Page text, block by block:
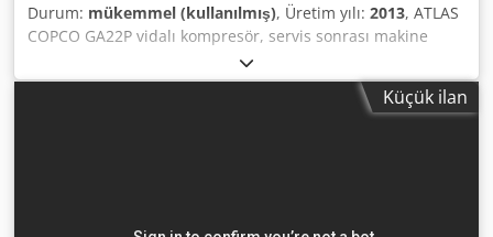
Durum: mükemmel (kullanılmış), Üretim yılı: 2013, ATLAS
COPCO GA22P vidalı kompresör, servis sonrası makine
Teknik bilgiler: Djdpfsw Nh S Sjx Ab Tsck Kapasite: 3,49
m³/dak; 22 kW gücünde motor; Maksimum basınç: 10 bar;
Yıl: 2013; Çalışma saati: 8796h; Fiyat: 15.200 net, 18.696
Küçük ilan